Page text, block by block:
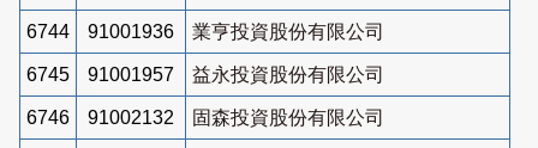
6744 91001936 業亨投資股份有限公司
6745 91001957 益永投資股份有限公司
6746 91002132 固森投資股份有限公司